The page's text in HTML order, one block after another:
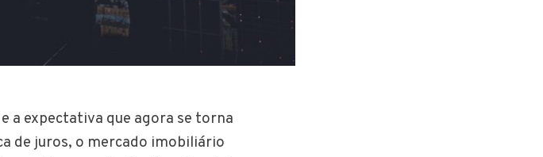
a expectativa que agora se torna
de juros, o mercado imobiliário